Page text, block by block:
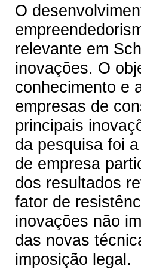
O
relevante em
inovações. O
conhecimento e
empresas de
principais
da pesquisa foi
de empresa
dos resultados
fator de
inovações não
das novas
imposição legal.